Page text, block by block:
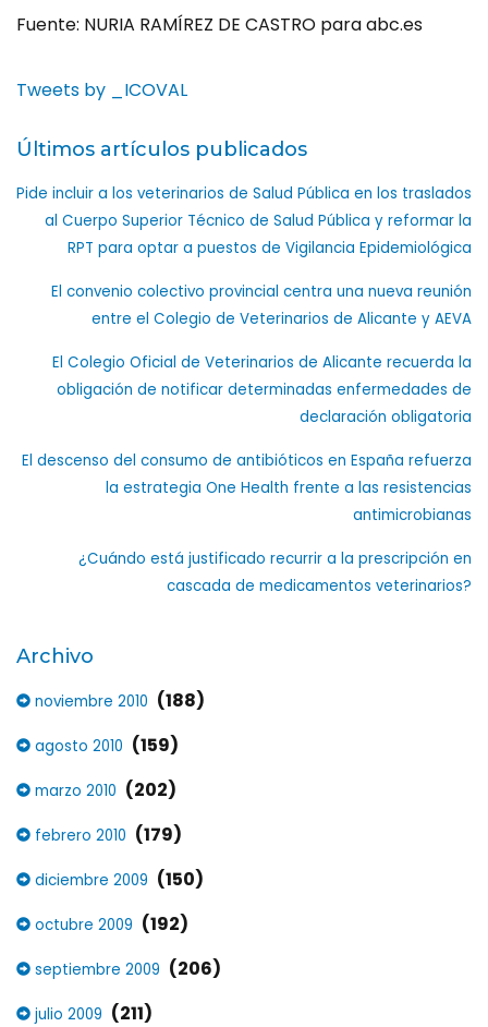
Fuente: NURIA RAMÍREZ DE CASTRO para abc.es
Tweets by _ICOVAL
Últimos artículos publicados
Pide incluir a los veterinarios de Salud Pública en los traslados
al Cuerpo Superior Técnico de Salud Pública y reformar la
RPT para optar a puestos de Vigilancia Epidemiológica
El convenio colectivo provincial centra una nueva reunión
entre el Colegio de Veterinarios de Alicante y AEVA
El Colegio Oficial de Veterinarios de Alicante recuerda la
obligación de notificar determinadas enfermedades de
declaración obligatoria
El descenso del consumo de antibióticos en España refuerza
la estrategia One Health frente a las resistencias
antimicrobianas
¿Cuándo está justificado recurrir a la prescripción en
cascada de medicamentos veterinarios?
Archivo
noviembre 2010 (188)
agosto 2010 (159)
marzo 2010 (202)
febrero 2010 (179)
diciembre 2009 (150)
octubre 2009 (192)
septiembre 2009 (206)
julio 2009 (211)